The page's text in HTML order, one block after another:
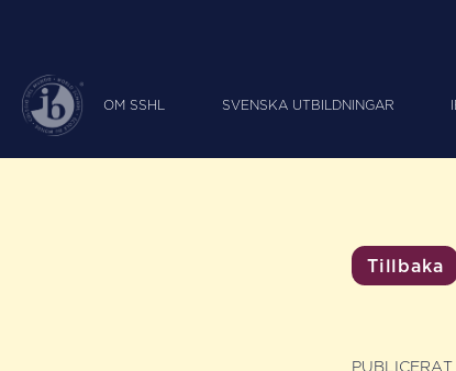
OM SSHL SVENSKA UTBILDNINGAR
Tillbaka